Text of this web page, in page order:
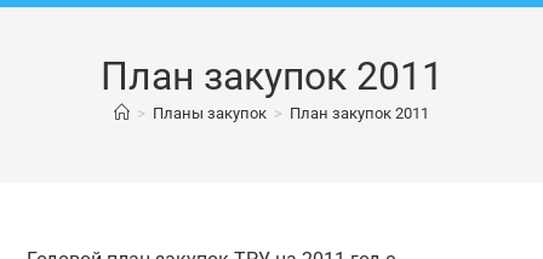
План закупок 2011
> Планы закупок > План закупок 2011